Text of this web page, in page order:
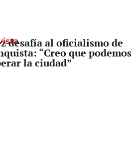
desafía al oficialismo de
“Creo que podemos
la ciudad”